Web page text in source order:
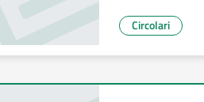
Circolari